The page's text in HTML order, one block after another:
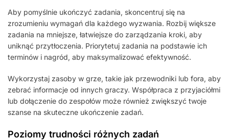
Aby pomyślnie ukończyć zadania, skoncentruj się na
zrozumieniu wymagań dla każdego wyzwania. Rozbij większe
zadania na mniejsze, łatwiejsze do zarządzania kroki, aby
uniknąć przytłoczenia. Priorytetuj zadania na podstawie ich
terminów i nagród, aby maksymalizować efektywność.
Wykorzystaj zasoby w grze, takie jak przewodniki lub fora, aby
zebrać informacje od innych graczy. Współpraca z przyjaciółmi
lub dołączenie do zespołów może również zwiększyć twoje
szanse na skuteczne ukończenie zadań.
Poziomy trudności różnych zadań